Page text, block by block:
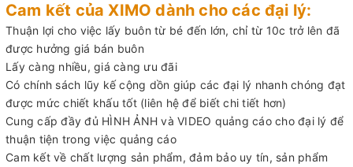
Cam kết của XIMO dành cho các đại lý:
Thuận lợi cho việc lấy buôn từ bé đến lớn, chỉ từ 10c trở lên đã
được hưởng giá bán buôn
Lấy càng nhiều, giá càng ưu đãi
Có chính sách lũy kế cộng dồn giúp các đại lý nhanh chóng đạt
được mức chiết khấu tốt (liên hệ để biết chi tiết hơn)
Cung cấp đầy đủ HÌNH ẢNH và VIDEO quảng cáo cho đại lý để
thuận tiện trong việc quảng cáo
Cam kết về chất lượng sản phẩm, đảm bảo uy tín, sản phẩm